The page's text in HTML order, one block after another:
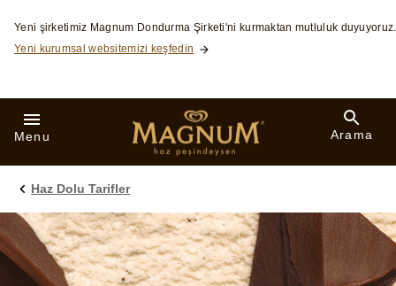
Skip to:
Yeni şirketimiz Magnum Dondurma Şirketi'ni kurmaktan mutluluk duyuyoruz.
Yeni kurumsal websitemizi keşfedin
Menu Arama
Haz Dolu Tarifler